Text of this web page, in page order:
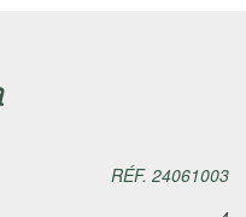
RÉF. 24061003